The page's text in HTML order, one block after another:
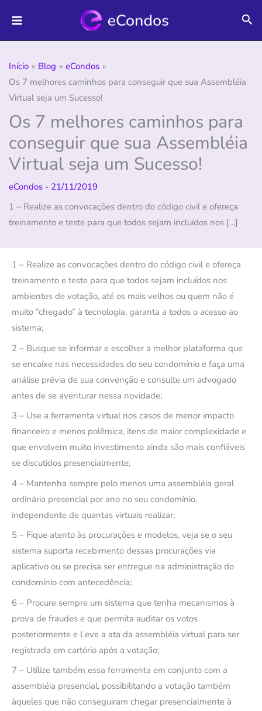
para
o
Início Blog
eCondos
Os 7 melhores caminhos para conseguir que sua Assembléia
Virtual seja um Sucesso!
Os 7 melhores caminhos para
conseguir que sua Assembléia
Virtual seja um Sucesso!
eCondos - 21/11/2019
1 – Realize as convocações dentro do código civil e ofereça
treinamento e teste para que todos sejam incluídos nos […]
1 – Realize as convocações dentro do código civil e ofereça
treinamento e teste para que todos sejam incluídos nos
ambientes de votação, até os mais velhos ou quem não é
muito “chegado” à tecnologia, garanta a todos o acesso ao
sistema;
2 – Busque se informar e escolher a melhor plataforma que
se encaixe nas necessidades do seu condomínio e faça uma
análise prévia de sua convenção e consulte um advogado
antes de se aventurar nessa novidade;
3 – Use a ferramenta virtual nos casos de menor impacto
financeiro e menos polêmica, itens de maior complexidade e
que envolvem muito investimento ainda são mais confiáveis
se discutidos presencialmente;
4 – Mantenha sempre pelo menos uma assembléia geral
ordinária presencial por ano no seu condomínio,
independente de quantas virtuais realizar;
5 – Fique atento às procurações e modelos, veja se o seu
sistema suporta recebimento dessas procurações via
aplicativo ou se precisa ser entregue na administração do
condomínio com antecedência;
6 – Procure sempre um sistema que tenha mecanismos à
prova de fraudes e que permita auditar os votos
posteriormente e Leve a ata da assembléia virtual para ser
registrada em cartório após a votação;
7 – Utilize também essa ferramenta em conjunto com a
assembléia presencial, possibilitando a votação também
àqueles que não conseguiram chegar presencialmente à